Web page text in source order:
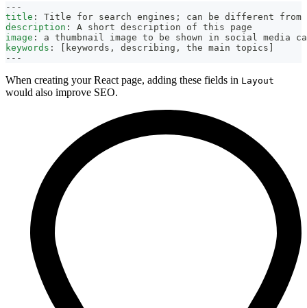
---
title :
Title for search engines; can be different from
description :
A short description of this page
image :
a thumbnail image to be shown in social media
keywords : [ keywords , describing , the main topics ]
---
When creating your React page, adding these fields in Layout
would also improve SEO.